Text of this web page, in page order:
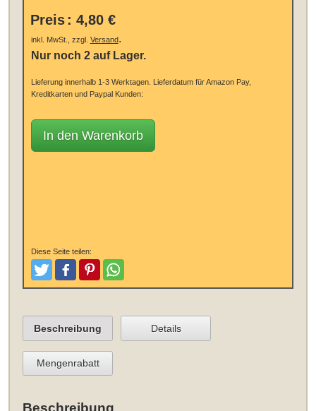
Preis : 4,80 €
inkl. MwSt., zzgl. Versand.
Nur noch 2 auf Lager.
Lieferung innerhalb 1-3 Werktagen. Lieferdatum für Amazon Pay,
Kreditkarten und Paypal Kunden:
In den Warenkorb
Diese Seite teilen:
TweetenPostenPinterestTeilen
Beschreibung Details
Mengenrabatt
Beschreibung